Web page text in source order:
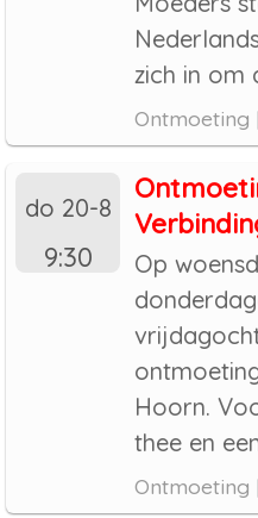
zich in om
Ontmoeting
do 20-8
9:30
Op
Hoorn.
thee en
Ontmoeting